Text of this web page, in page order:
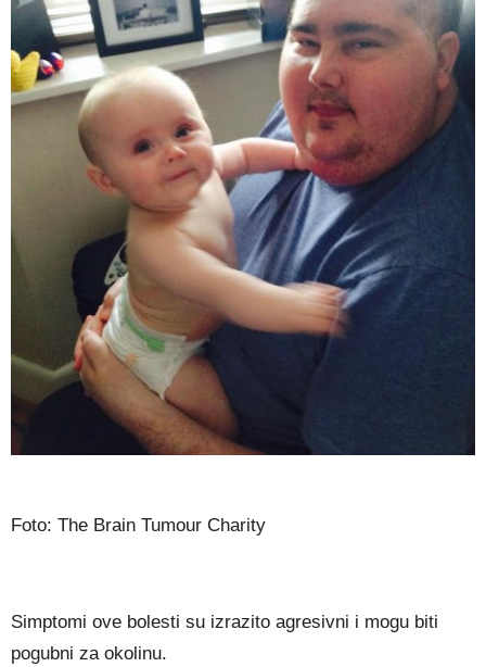
Foto: The Brain Tumour Charity
Ѕіmрtоmі оvе bоlеѕtі ѕu іzrаzіtо аgrеѕіvnі і mоgu bіtі
роgubnі zа оkоlіnu.